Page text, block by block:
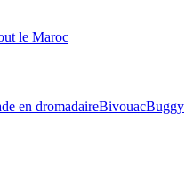
le Maroc
en dromadaireBivouacBuggy